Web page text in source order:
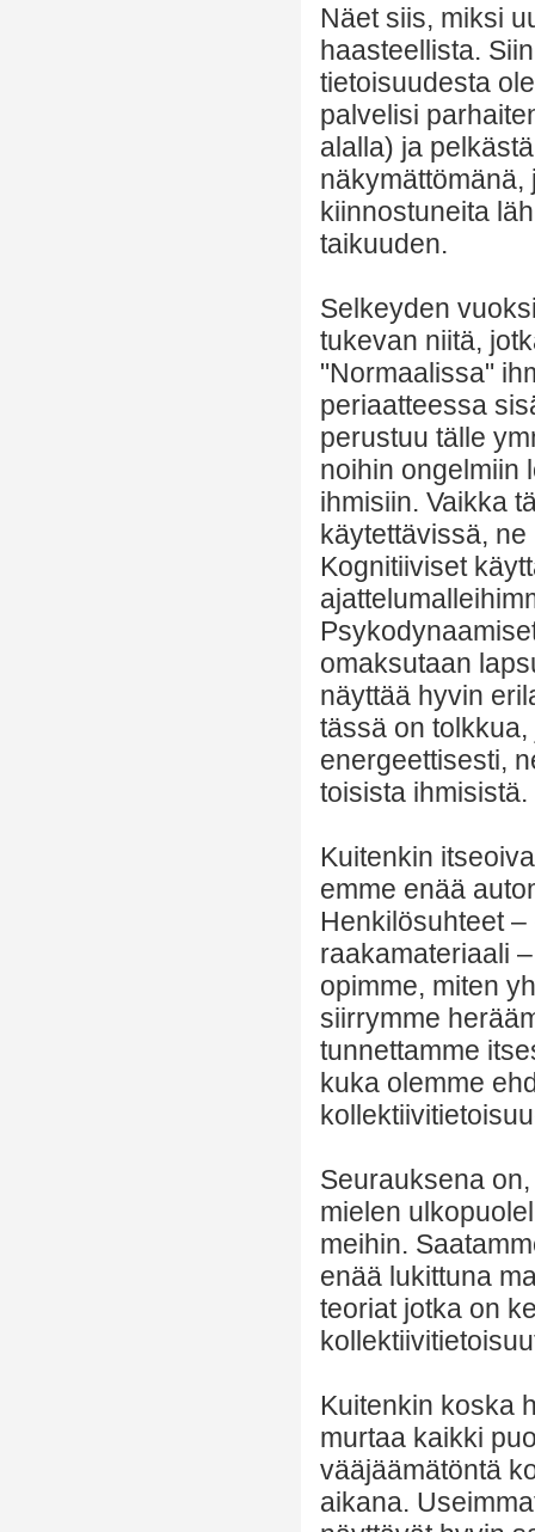
Näet siis, miksi
haasteellista.
tietoisuudesta
palvelisi
alalla) ja
kiinnostuneita
taikuuden.
Selkeyden
tukevan niitä,
"Normaalissa"
periaatteessa
perustuu tälle
noihin ongelmiin
ihmisiin. Vaikka
käytettävissä,
Kognitiiviset
omaksutaan
näyttää hyvin
tässä on
energeettisesti,
toisista ihmisistä.
Kuitenkin
emme enää
Henkilösuhteet
raakamateriaali
opimme, miten
siirrymme
tunnettamme
kuka olemme
Seurauksena
mielen
meihin.
enää lukittuna
teoriat jotka on
Kuitenkin koska
murtaa kaikki
vääjäämätöntä
aikana.